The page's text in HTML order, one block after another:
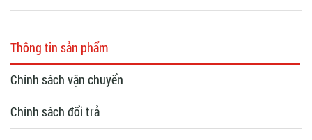
Thông tin sản phẩm
Chính sách vận chuyển
Chính sách đổi trả